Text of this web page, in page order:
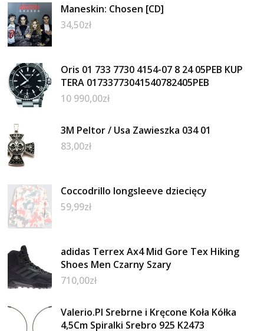
Maneskin: Chosen [CD]
34,50zł
Oris 01 733 7730 4154-07 8 24 05PEB KUP
TERA 01733773041540782405PEB
10 990,00zł
3M Peltor / Usa Zawieszka 034 01
83,00zł
Coccodrillo longsleeve dziecięcy
59,99zł
adidas Terrex Ax4 Mid Gore Tex Hiking
Shoes Men Czarny Szary
710,00zł
Valerio.Pl Srebrne i Kręcone Koła Kółka
4,5Cm Spiralki Srebro 925 K2473